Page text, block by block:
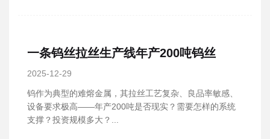
一条钨丝拉丝生产线年产200吨钨丝
2025-12-29
钨作为典型的难熔金属，其拉丝工艺复杂、良品率敏感、
设备要求极高——年产200吨是否现实？需要怎样的系统
支撑？投资规模多大？...